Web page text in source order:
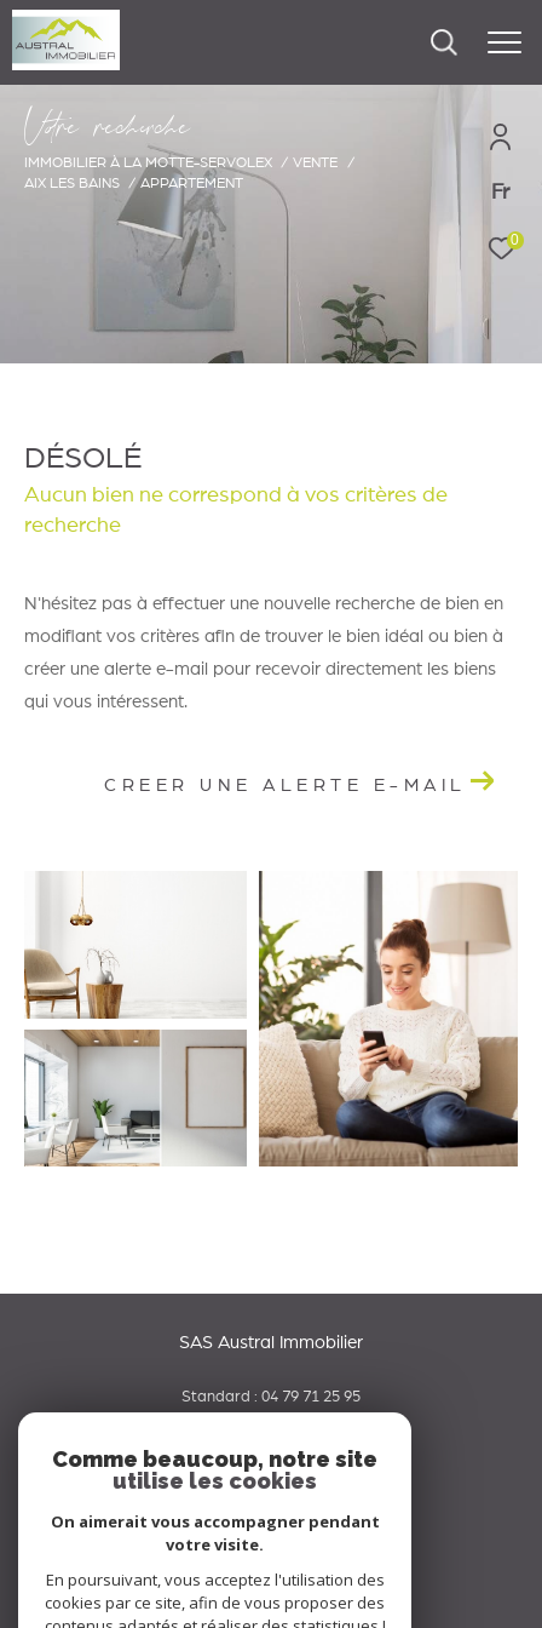
Fr
0
Vore recece
IMMOBILIER À LA MOTTE-SERVOLEX
VENTE
AIX LES BAINS
APPARTEMENT
DÉSOLÉ
Aucun bien ne correspond à vos critères de
recherche
N'hésitez pas à effectuer une nouvelle recherche de bien en
modifiant vos critères afin de trouver le bien idéal ou bien à
créer une alerte e-mail pour recevoir directement les biens
qui vous intéressent.
CREER UNE ALERTE E-MAIL
SAS Austral Immobilier
Standard : 04 79 71 25 95
contact@australimmobilier.fr
73000
Nous suivre sur
Comme beaucoup, notre site
utilise les cookies
On aimerait vous accompagner pendant
votre visite.
En poursuivant, vous acceptez l'utilisation des
cookies par ce site, afin de vous proposer des